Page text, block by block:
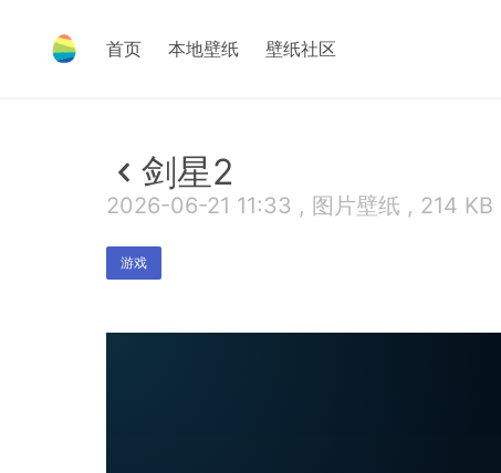
首页 本地壁纸 壁纸社区
剑星2
2026-06-21 11:33 , 图片壁纸 , 214 KB
游戏